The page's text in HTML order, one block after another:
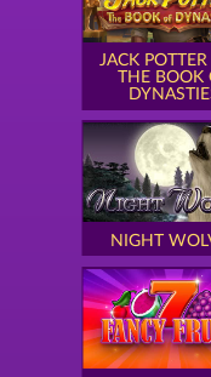
JACK
THE BOOK
NIGHT